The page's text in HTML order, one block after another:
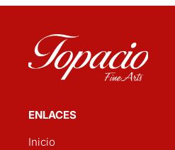
ENLACES
Inicio